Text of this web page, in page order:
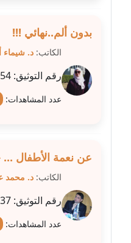
مدونة عزة الأمير
مدونة عزة بركة
مدونة عفاف حسين
عاملة
مدونة علا ابو السعادات
بدون ألم..نهائي !!!
الكاتب: د. شيماء
رقم التوثيق:
عدد المشاهدات:
عن نعمة الأطفال ...
الكاتب: د. محمد
رقم التوثيق:
عدد المشاهدات: